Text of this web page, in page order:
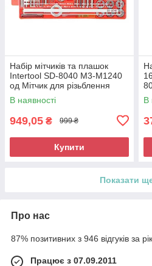
Набір мітчиків та плашок
Intertool SD-8040 M3-M1240
од Мітчик для різьблення
Інструмент для зовнішньої
різі
В наявності
949,05 ₴ 999 ₴
Купити
В
Показати
Про нас
87% позитивних з 946 відгуків за рік
Працює з 07.09.2011